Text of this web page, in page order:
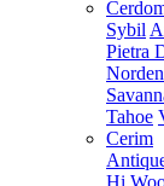
Sybil
Pietra
Tahoe
Cerim